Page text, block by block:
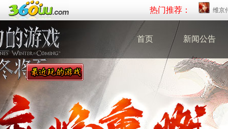
热门推荐： 维京
首页 新闻公告